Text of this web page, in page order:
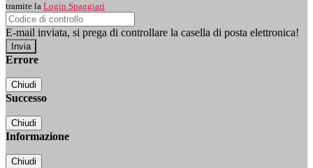
tramite la Login Spaggiari
E-mail inviata, si prega di controllare la casella di posta elettronica!
Errore
Chiudi
Successo
Chiudi
Informazione
Chiudi